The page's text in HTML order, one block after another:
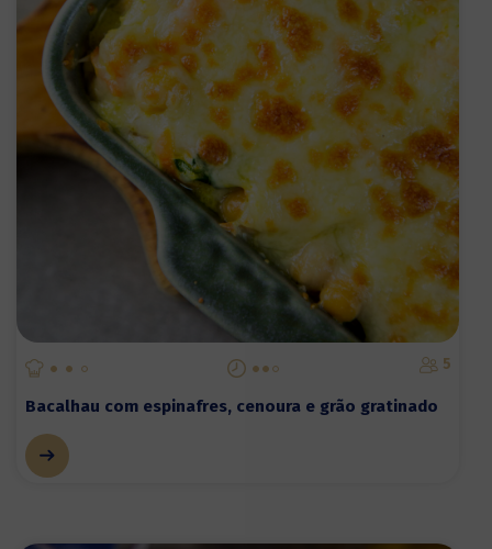
5
Bacalhau com espinafres, cenoura e grão gratinado